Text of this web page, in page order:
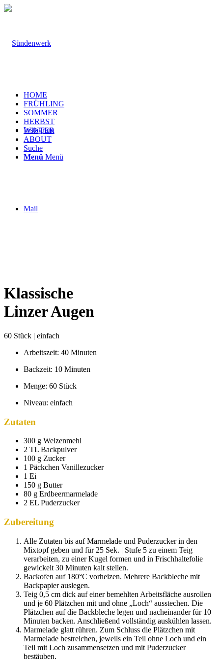
Instagram
Mail
HOME
FRÜHLING
SOMMER
HERBST
WINTER
ABOUT
Suche
Menü Menü
Klassische
Linzer Augen
60 Stück | einfach
Arbeitszeit: 40 Minuten
Backzeit: 10 Minuten
Menge: 60 Stück
Niveau: einfach
Zutaten
300 g Weizenmehl
2 TL Backpulver
100 g Zucker
1 Päckchen Vanillezucker
1 Ei
150 g Butter
80 g Erdbeermarmelade
2 EL Puderzucker
Zubereitung
Alle Zutaten bis auf Marmelade und Puderzucker in den
Mixtopf geben und für 25 Sek. | Stufe 5 zu einem Teig
verarbeiten, zu einer Kugel formen und in Frischhaltefolie
gewickelt 30 Minuten kalt stellen.
Backofen auf 180°C vorheizen. Mehrere Backbleche mit
Backpapier auslegen.
Teig 0,5 cm dick auf einer bemehlten Arbeitsfläche ausrollen
und je 60 Plätzchen mit und ohne „Loch“ ausstechen. Die
Plätzchen auf die Backbleche legen und nacheinander für 10
Minuten backen. Anschließend vollständig auskühlen lassen.
Marmelade glatt rühren. Zum Schluss die Plätzchen mit
Marmelade bestreichen, jeweils ein Teil ohne Loch und ein
Teil mit Loch zusammensetzen und mit Puderzucker
bestäuben.